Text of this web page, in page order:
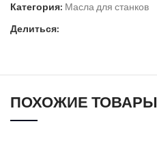
Категория: Масла для станков
Делиться:
ПОХОЖИЕ ТОВАРЫ